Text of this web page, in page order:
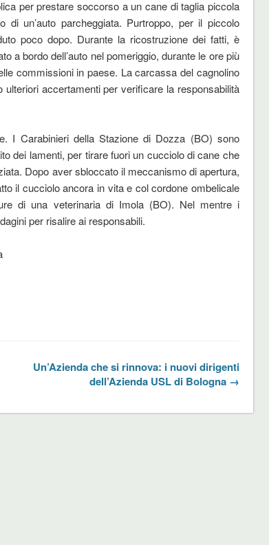
per prestare soccorso a un cane di taglia piccola
un’auto parcheggiata. Purtroppo, per il piccolo
poco dopo. Durante la ricostruzione dei fatti, è
a bordo dell’auto nel pomeriggio, durante le ore più
commissioni in paese. La carcassa del cagnolino
accertamenti per verificare la responsabilità
I Carabinieri della Stazione di Dozza (BO) sono
dei lamenti, per tirare fuori un cucciolo di cane che
Dopo aver sbloccato il meccanismo di apertura,
il cucciolo ancora in vita e col cordone ombelicale
di una veterinaria di Imola (BO). Nel mentre i
per risalire ai responsabili.
Un’Azienda che si rinnova: i nuovi dirigenti
dell’Azienda USL di Bologna →